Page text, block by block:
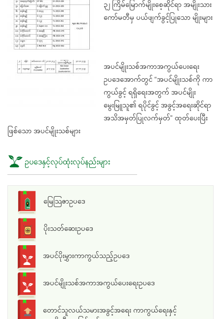
၃၂ ကြိမ်မြောက်မျိုးစေ့ဆိုင်ရာ အမျိုးသား
ကော်မတီမှ ပယ်ဖျက်ခွင့်ပြုသော မျိုးများ
အပင်မျိုးသစ်အကာအကွယ်ပေးရေး
ဥပဒေအောက်တွင် “အပင်မျိုးသစ်ကို ကာ
ကွယ်ခွင့် ရရှိရေးအတွက် အပင်မျိုး
မွေးမြူသူ၏ ရပိုင်ခွင့် အခွင့်အရေးဆိုင်ရာ
အသိအမှတ်ပြုလက်မှတ်” ထုတ်ပေးပြီး
ဖြစ်သော အပင်မျိုးသစ်များ
ဥပဒေနှင့်လုပ်ထုံးလုပ်နည်းများ
မြေသြဇာဥပဒေ
ပိုးသတ်ဆေးဥပဒေ
အပင်ပိုးမွှားကာကွယ်သည့်ဥပဒေ
အပင်မျိုးသစ်အကာအကွယ်ပေးရေးဥပဒေ
တောင်သူလယ်သမားအခွင့်အရေး ကာကွယ်ရေးနှင့်